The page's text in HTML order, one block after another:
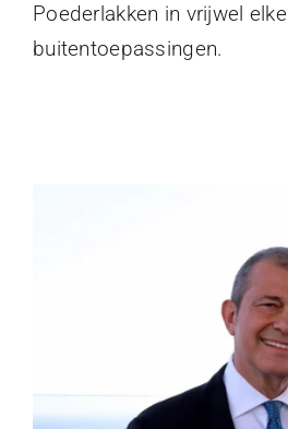
Poederlakken in vrijwel
buitentoepassingen.